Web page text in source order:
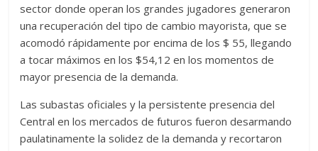
sector donde operan los grandes jugadores generaron
una recuperación del tipo de cambio mayorista, que se
acomodó rápidamente por encima de los $ 55, llegando
a tocar máximos en los $54,12 en los momentos de
mayor presencia de la demanda.
Las subastas oficiales y la persistente presencia del
Central en los mercados de futuros fueron desarmando
paulatinamente la solidez de la demanda y recortaron